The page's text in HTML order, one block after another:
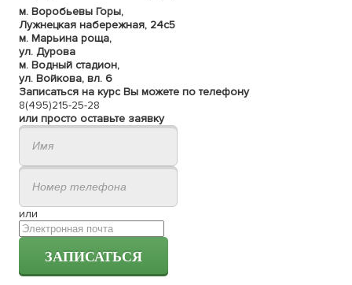
м. Воробьевы Горы,
Лужнецкая набережная, 24с5
м. Марьина роща,
ул. Дурова
м. Водный стадион,
ул. Войкова, вл. 6
Записаться на курс Вы можете по телефону
8(495)215-25-28
или просто оставьте заявку
или